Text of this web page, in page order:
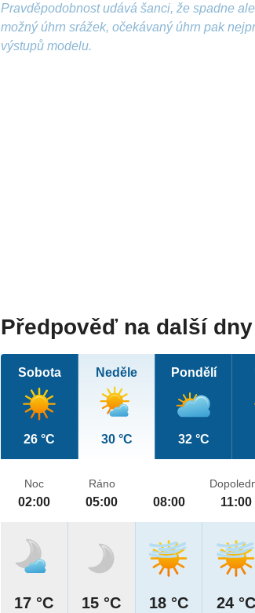
Pravděpodobnost udává šanci, že spadne
možný úhrn srážek, očekávaný úhrn pak
výstupů modelu.
Předpověď na další dny
Sobota
26 °C
Neděle
30 °C
Pondělí
32 °C
Noc
02:00
17 °C
Ráno
05:00
15 °C
08:00
18 °C
11:00
24 °C